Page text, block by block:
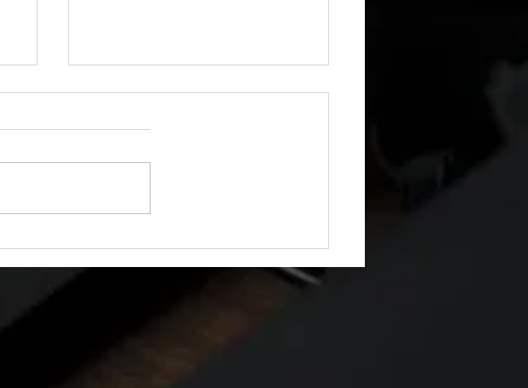
Documentação Técnica — Backup e
Mover dados é fácil. O pesadelo